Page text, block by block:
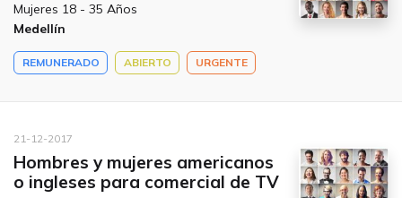
Mujeres 18 - 35 Años
Medellín
REMUNERADO ABIERTO URGENTE
21-12-2017
Hombres y mujeres americanos
o ingleses para comercial de TV